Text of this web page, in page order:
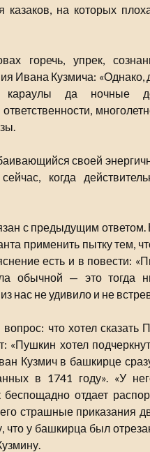
казаков, на которых
горечь, упрек,
Ивана Кузмича: «Однако,
караулы да ночные
своей
когда
с предыдущим
применить пытку тем,
есть и в повести:
обычной — это тогда
нас не удивило и не
что хотел
«Пушкин хотел
Кузмич в башкирце
в 1741 году». «У
отдает
страшные приказания
у башкирца был